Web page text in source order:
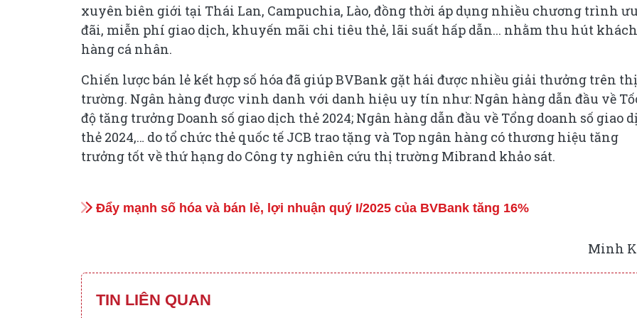
xuyên biên giới tại Thái Lan, Campuchia, Lào, đồng thời áp dụng nhiều chương trình ưu
đãi, miễn phí giao dịch, khuyến mãi chi tiêu thẻ, lãi suất hấp dẫn... nhằm thu hút khách
hàng cá nhân.
Chiến lược bán lẻ kết hợp số hóa đã giúp BVBank gặt hái được nhiều giải thưởng trên thị
trường. Ngân hàng được vinh danh với danh hiệu uy tín như: Ngân hàng dẫn đầu về
độ tăng trưởng Doanh số giao dịch thẻ 2024; Ngân hàng dẫn đầu về Tổng doanh số giao
thẻ 2024,… do tổ chức thẻ quốc tế JCB trao tặng và Top ngân hàng có thương hiệu tăng
trưởng tốt về thứ hạng do Công ty nghiên cứu thị trường Mibrand khảo sát.
Đẩy mạnh số hóa và bán lẻ, lợi nhuận quý I/2025 của BVBank tăng 16%
Minh
TIN LIÊN QUAN